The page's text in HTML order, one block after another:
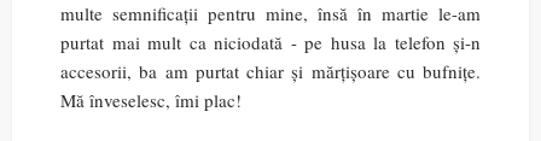
multe semnificații pentru mine, însă în martie le-am
purtat mai mult ca niciodată - pe husa la telefon și-n
accesorii, ba am purtat chiar și mărțișoare cu bufnițe.
Mă înveselesc, îmi plac!